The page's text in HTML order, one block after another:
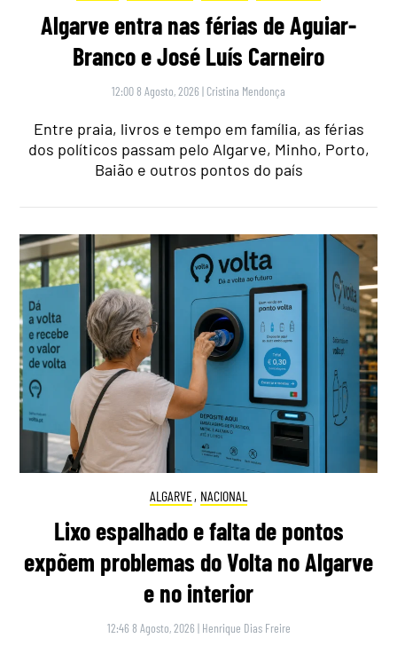
Algarve entra nas férias de Aguiar-
Branco e José Luís Carneiro
12:00 8 Agosto, 2026 | Cristina Mendonça
Entre praia, livros e tempo em família, as férias
dos políticos passam pelo Algarve, Minho, Porto,
Baião e outros pontos do país
ALGARVE, NACIONAL
Lixo espalhado e falta de pontos
expõem problemas do Volta no Algarve
e no interior
12:46 8 Agosto, 2026 | Henrique Dias Freire